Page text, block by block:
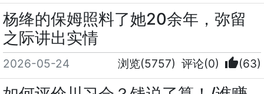
杨绛的保姆照料了她20余年，弥留
之际讲出实情
2026-05-24 浏览(5757) 评论(0) thumb_up(63)